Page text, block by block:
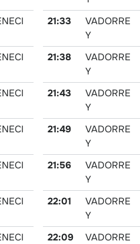
21:33
VADORRE
Y
21:38
VADORRE
Y
21:43
VADORRE
Y
21:49
VADORRE
Y
21:56
VADORRE
Y
22:01
VADORRE
Y
22:09
VADORRE